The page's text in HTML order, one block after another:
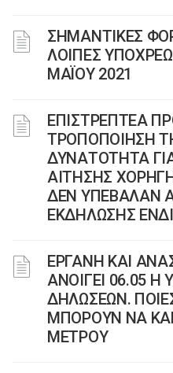
ΣΗΜΑΝΤΙΚΕΣ
ΛΟΙΠΕΣ
ΜΑΪΟΥ 2021
ΕΠΙΣΤΡΕΠΤΕΑ
ΤΡΟΠΟΠΟΙΗΣΗ
ΔΥΝΑΤΟΤΗΤΑ
ΑΙΤΗΣΗΣ
ΔΕΝ ΥΠΕΒΑΛΑΝ
ΕΚΔΗΛΩΣΗΣ
ΕΡΓΑΝΗ ΚΑΙ
ΑΝΟΙΓΕΙ 06.05 Η
ΔΗΛΩΣΕΩΝ.
ΜΠΟΡΟΥΝ ΝΑ
ΜΕΤΡΟΥ